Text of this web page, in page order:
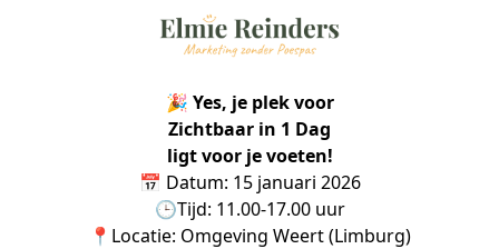
🎉 Yes, je plek voor
Zichtbaar in 1 Dag
ligt voor je voeten!
📅 Datum: 15 januari 2026
🕒Tijd: 11.00-17.00 uur
📍Locatie: Omgeving Weert (Limburg)